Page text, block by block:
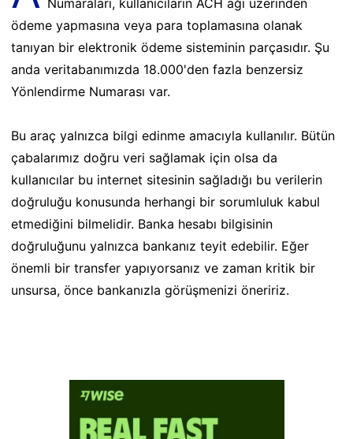
ödeme yapmasına veya para toplamasına olanak
tanıyan bir elektronik ödeme sisteminin parçasıdır. Şu
anda veritabanımızda 18.000'den fazla benzersiz
Yönlendirme Numarası var.
Bu araç yalnızca bilgi edinme amacıyla kullanılır. Bütün
çabalarımız doğru veri sağlamak için olsa da
kullanıcılar bu internet sitesinin sağladığı bu verilerin
doğruluğu konusunda herhangi bir sorumluluk kabul
etmediğini bilmelidir. Banka hesabı bilgisinin
doğruluğunu yalnızca bankanız teyit edebilir. Eğer
önemli bir transfer yapıyorsanız ve zaman kritik bir
unsursa, önce bankanızla görüşmenizi öneririz.